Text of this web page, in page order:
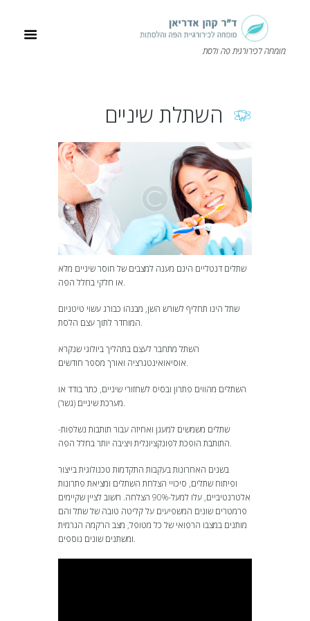
מומחה לכירורגית פה ולסת
השתלת שיניים
שתלים דנטליים הינם מענה למצבים של חוסר שיניים מלא
או חלקי בחלל הפה.
שתל הינו תחליף לשורש השן, מבנהו כבורג עשוי טיטניום
המוחדר לתוך עצם הלסת.
השתל מתחבר לעצם בתהליך ביולוגי שנקרא
אוסיאואינטגרציה ואורך מספר חודשים.
השתלים מהווים פתרון ובסיס לשחזורי שיניים, כתר בודד או
מערכת שיניים (גשר).
שתלים משמשים למעגן ואחיזה עבור תותבות נשלפות-
התותבת הופכת לפונקציונלית ויציבה יותר בחלל הפה.
בשנים האחרונות בעקבות התקדמות טכנולוגית בייצור
ופיתוח שתלים, סיכויי הצלחת השתלים ומציאת פתרונות
אלטרנטיביים, עלו למעל-90% הצלחה. חשוב לציין שקיימים
פרמטרים שונים המשפיעים על קליטה טובה של שתל והם
מותנים במצבו הרפואי של כל מטופל, מצב הרקמה הגרמית
ומשתנים שונים נוספים.